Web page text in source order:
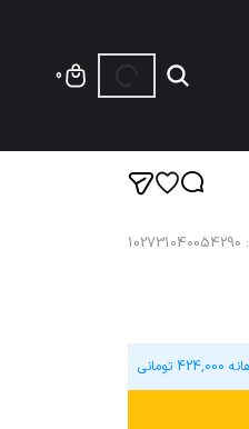
0
:
102731040054290
424,000 تومانی